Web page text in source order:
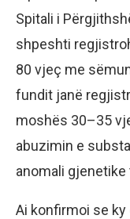
Spitali i
shpeshti
80 vjeç me
fundit janë
moshës 30–35
abuzimin e
anomali gjenetike
Ai konfirmoi se